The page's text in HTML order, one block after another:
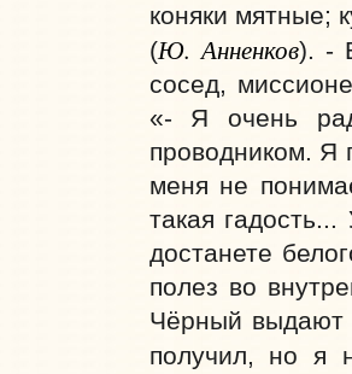
коняки мятные;
(Ю. Анненков). -
сосед,
«- Я очень
проводником. Я
меня не
такая
достанете
полез во
Чёрный выдают
получил, но я